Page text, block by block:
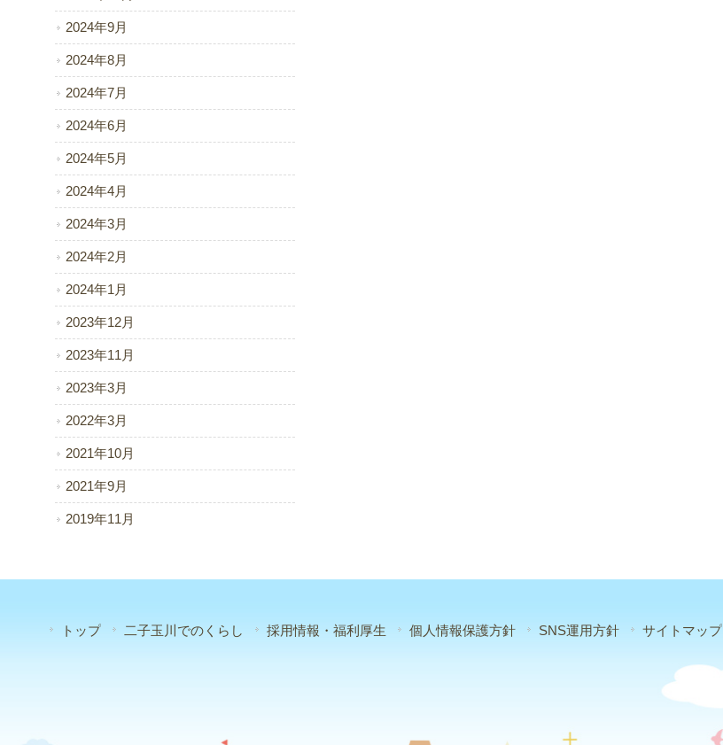
2024年9月
2024年8月
2024年7月
2024年6月
2024年5月
2024年4月
2024年3月
2024年2月
2024年1月
2023年12月
2023年11月
2023年3月
2022年3月
2021年10月
2021年9月
2019年11月
トップ 二子玉川でのくらし 採用情報・福利厚生 個人情報保護方針 SNS運用方針
サイトマップ